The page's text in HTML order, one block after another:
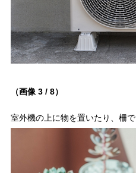
（画像 3 / 8）
室外機の上に物を置いたり、柵